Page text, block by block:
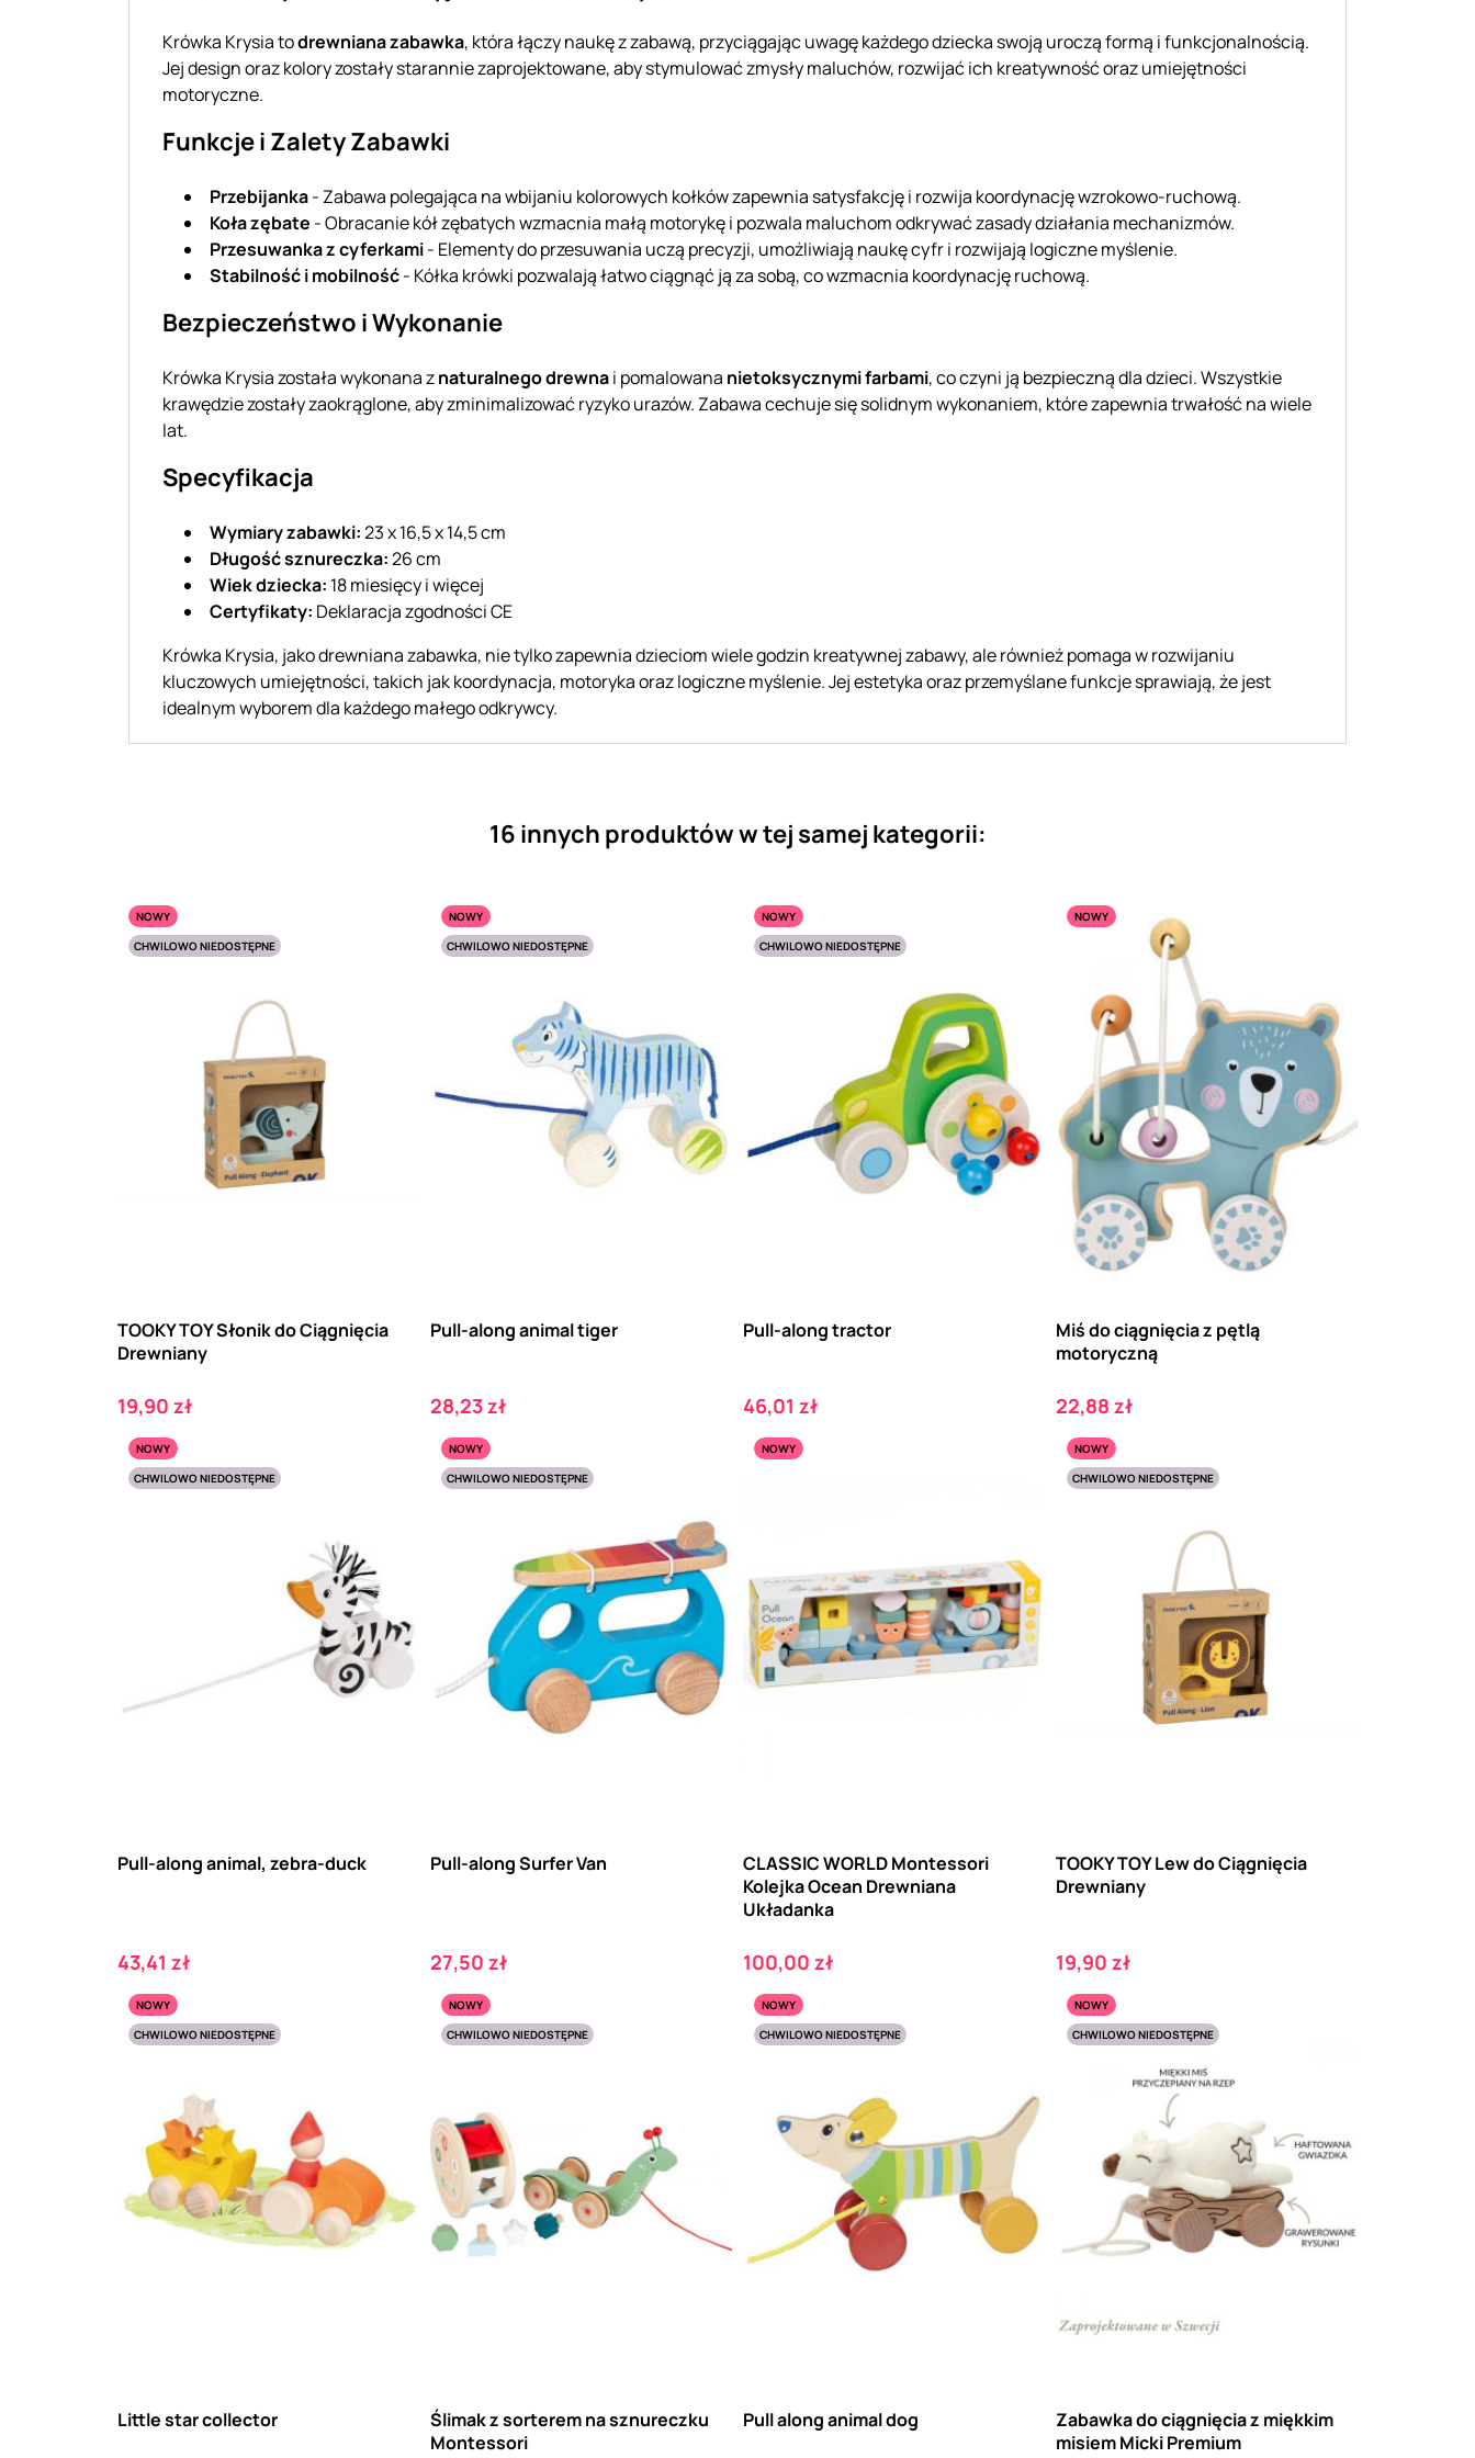
Krówka Krysia todrewniana zabawka, która łączy naukę z zabawą, przyciągając uwagę każdego dziecka swoją uroczą formą i funkcjonalnością.
Jej design oraz kolory zostały starannie zaprojektowane, aby stymulować zmysły maluchów, rozwijać ich kreatywność oraz umiejętności
motoryczne.
Funkcje i Zalety Zabawki
Przebijanka- Zabawa polegająca na wbijaniu kolorowych kołków zapewnia satysfakcję i rozwija koordynację wzrokowo-ruchową.
Koła zębate - Obracanie kół zębatych wzmacnia małą motorykę i pozwala maluchom odkrywać zasady działania mechanizmów.
Przesuwanka z cyferkami- Elementy do przesuwania uczą precyzji, umożliwiają naukę cyfr i rozwijają logiczne myślenie.
Stabilność i mobilność- Kółka krówki pozwalają łatwo ciągnąć ją za sobą, co wzmacnia koordynację ruchową.
Bezpieczeństwo i Wykonanie
Krówka Krysia została wykonana znaturalnego drewnai pomalowana nietoksycznymi farbami, co czyni ją bezpieczną dla dzieci. Wszystkie
krawędzie zostały zaokrąglone, aby zminimalizować ryzyko urazów. Zabawa cechuje się solidnym wykonaniem, które zapewnia trwałość na wiele
lat.
Specyfikacja
Wymiary zabawki:23 x 16,5 x 14,5 cm
Długość sznureczka:26 cm
Wiek dziecka: 18 miesięcy i więcej
Certyfikaty: Deklaracja zgodności CE
Krówka Krysia, jako drewniana zabawka, nie tylko zapewnia dzieciom wiele godzin kreatywnej zabawy, ale również pomaga w rozwijaniu
kluczowych umiejętności, takich jak koordynacja, motoryka oraz logiczne myślenie. Jej estetyka oraz przemyślane funkcje sprawiają, że jest
idealnym wyborem dla każdego małego odkrywcy.
16 innych produktów w tej samej kategorii:
NOWY
CHWILOWO NIEDOSTĘPNE
TOOKY TOY Słonik do Ciągnięcia
Drewniany
Cena
19,90 zł
NOWY
CHWILOWO NIEDOSTĘPNE
Pull-along animal tiger
Cena
28,23 zł
NOWY
CHWILOWO NIEDOSTĘPNE
Pull-along tractor
Cena
46,01 zł
NOWY
Miś do ciągnięcia z pętlą
motoryczną
Cena
22,88 zł
NOWY
CHWILOWO NIEDOSTĘPNE
Pull-along animal, zebra-duck
Cena
43,41 zł
NOWY
CHWILOWO NIEDOSTĘPNE
Pull-along Surfer Van
Cena
27,50 zł
NOWY
CLASSIC WORLD Montessori
Kolejka Ocean Drewniana
Układanka
Cena
100,00 zł
NOWY
CHWILOWO NIEDOSTĘPNE
TOOKY TOY Lew do Ciągnięcia
Drewniany
Cena
19,90 zł
NOWY
CHWILOWO NIEDOSTĘPNE
Little star collector
NOWY
CHWILOWO NIEDOSTĘPNE
Ślimak z sorterem na sznureczku
Montessori
NOWY
CHWILOWO NIEDOSTĘPNE
Pull along animal dog
NOWY
CHWILOWO NIEDOSTĘPNE
Zabawka do ciągnięcia z miękkim
misiem Micki Premium